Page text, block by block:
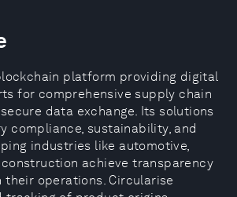
platform providing digital
for comprehensive supply chain
data exchange. Its solutions
compliance, sustainability, and
industries like automotive,
achieve transparency
operations. Circularise